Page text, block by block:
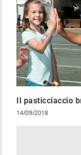
Il pasticciaccio
14/09/2018